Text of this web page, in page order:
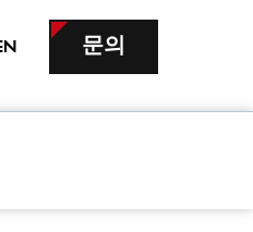
문의